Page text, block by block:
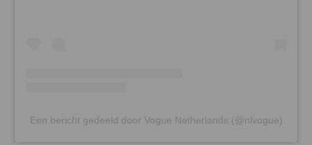
Een bericht gedeeld door Vogue Netherlands (@nlvogue)